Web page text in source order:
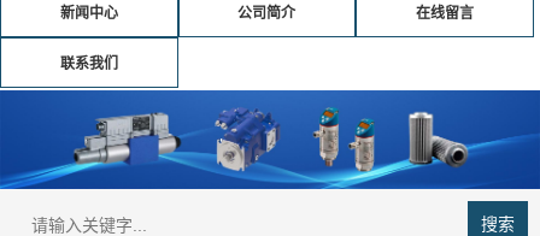
新闻中心 公司简介 在线留言
联系我们
搜索